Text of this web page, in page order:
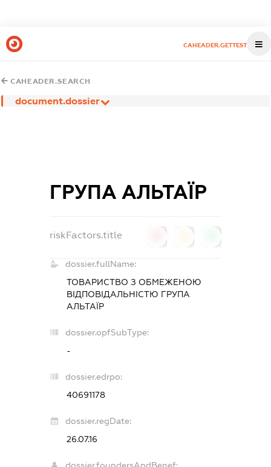
CAHEADER.GETTEST
CAHEADER.SEARCH
document.dossier
ГРУПА АЛЬТАЇР
riskFactors.title
dossier.fullName:
ТОВАРИСТВО З ОБМЕЖЕНОЮ
ВІДПОВІДАЛЬНІСТЮ ГРУПА
АЛЬТАЇР
dossier.opfSubType:
-
dossier.edrpo:
40691178
dossier.regDate:
26.07.16